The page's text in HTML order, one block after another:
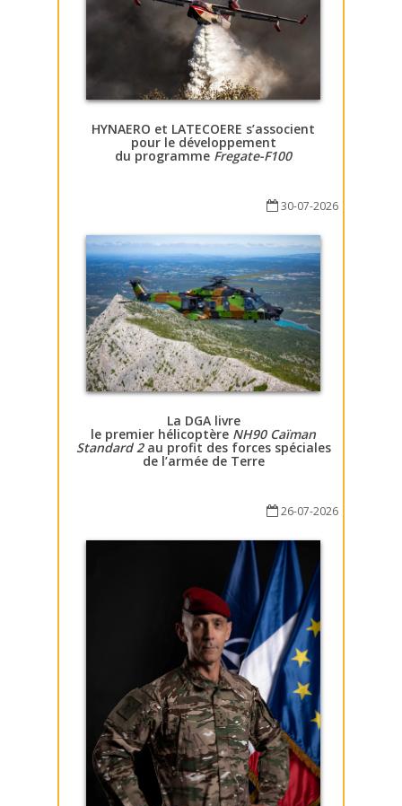
HYNAERO et LATECOERE s’associent
pour le développement
du programme Fregate-F100
30-07-2026
La DGA livre
le premier hélicoptère NH90 Caïman
Standard 2au profit des forces spéciales
de l’armée de Terre
26-07-2026